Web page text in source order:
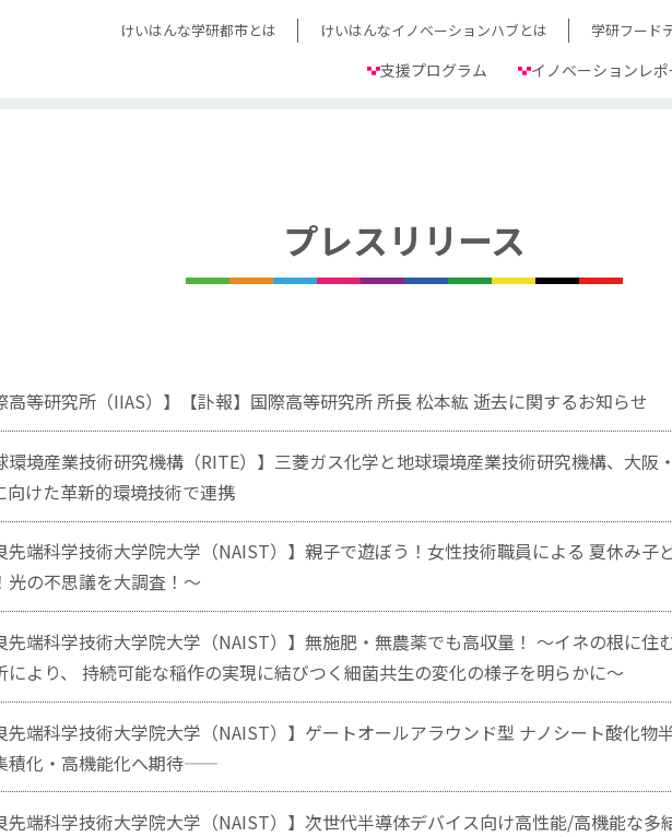
支援プログラム イノベーションレポ
けいはんな学研都市とは けいはんなイノベーションハブとは 学研フード
プレスリリース
高等研究所（IIAS）】【訃報】国際高等研究所 所長 松本紘 逝去に関するお知らせ
環境産業技術研究機構（RITE）】三菱ガス化学と地球環境産業技術研究機構、大阪
向けた革新的環境技術で連携
先端科学技術大学院大学（NAIST）】親子で遊ぼう！女性技術職員による 夏休み
光の不思議を大調査！～
先端科学技術大学院大学（NAIST）】無施肥・無農薬でも高収量！ ～イネの根に住
により、 持続可能な稲作の実現に結びつく細菌共生の変化の様子を明らかに～
先端科学技術大学院大学（NAIST）】ゲートオールアラウンド型 ナノシート酸化物
積化・高機能化へ期待――
先端科学技術大学院大学（NAIST）】次世代半導体デバイス向け高性能/高機能な